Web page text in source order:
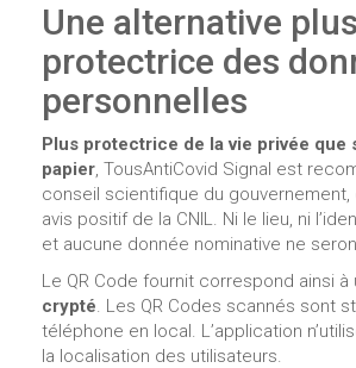
Une alternative plus
protectrice des
personnelles
Plus protectrice de la vie privée que
papier, TousAntiCovid Signal est
conseil scientifique du gouvernement,
avis positif de la CNIL. Ni le lieu, ni
et aucune donnée nominative ne
Le QR Code fournit correspond ainsi à
crypté. Les QR Codes scannés sont
téléphone en local. L’application
la localisation des utilisateurs.